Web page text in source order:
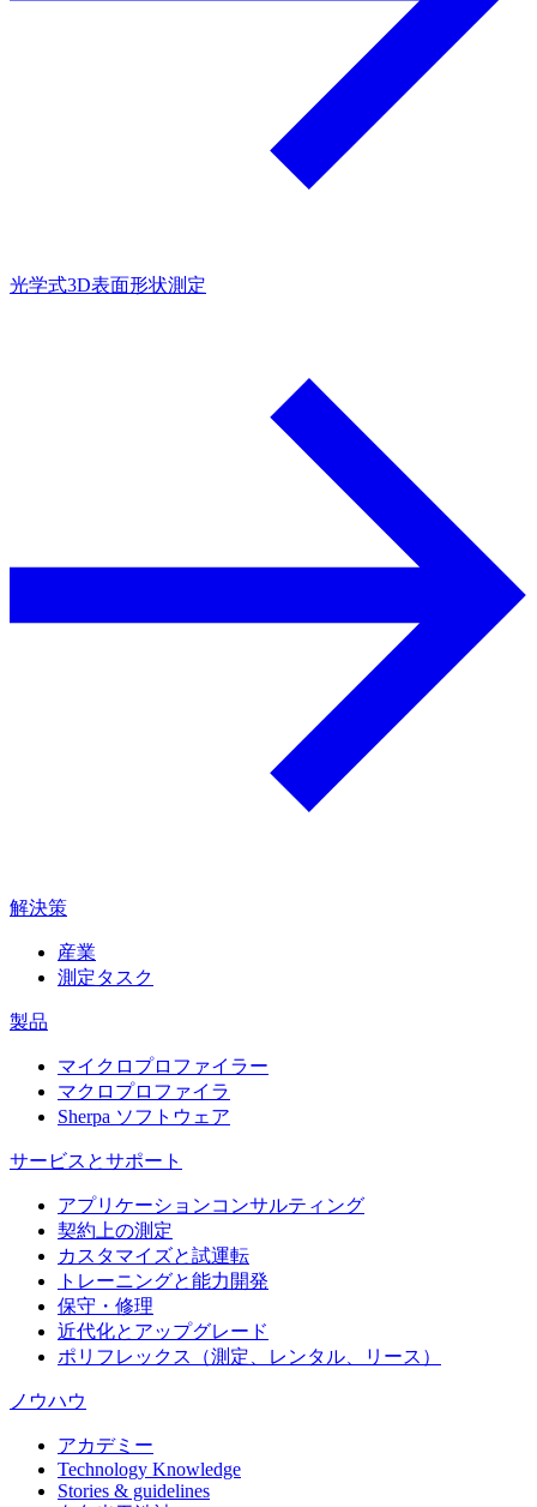
光学式3D表面形状測定
解決策
産業
測定タスク
製品
マイクロプロファイラー
マクロプロファイラ
Sherpa ソフトウェア
サービスとサポート
アプリケーションコンサルティング
契約上の測定
カスタマイズと試運転
トレーニングと能力開発
保守・修理
近代化とアップグレード
ポリフレックス（測定、レンタル、リース）
ノウハウ
アカデミー
Technology Knowledge
Stories & guidelines